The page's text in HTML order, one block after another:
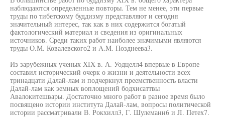
наблюдаются определенные повторы. Тем не менее, эти первые
труды по тибетскому буддизму представляют и сегодня
значительный интерес, так как в них содержится богатый
фактологический материал и сведения из оригинальных
источников. Среди таких работ наиболее значимыми являются
труды О.М. Ковалевского2 и A.M. Позднеева3.
Из зарубежных ученых XIX в. А. Уодцелл4 впервые в Европе
составил исторический очерк о жизни и деятельности всех
тринадцати Далай-лам и подчеркнул преемственность власти
Далай-лам как земных воплощений бодхисаттвы
Авалокитешвары. Достаточно много работ в разное время было
посвящено истории института Далай-лам, вопросы политической
истории рассматривали В. Рокхилл3, Г. Шулеманн6 и JI. Петех7.